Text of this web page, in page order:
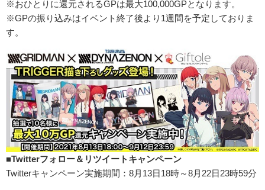
※おひとりに還元されるGPは最大100,000GPとなります。
※GPの振り込みはイベント終了後より1週間を予定しておりま
す。
■Twitterフォロー＆リツイートキャンペーン
Twitterキャンペーン実施期間：8月13日18時～8月22日23時59分